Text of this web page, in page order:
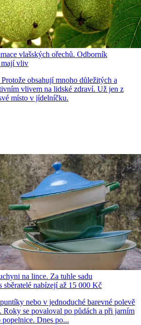
vlašských ořechů. Odborník
mají vliv
obsahují mnoho důležitých a
vlivem na lidské zdraví. Už jen z
místo v jídelníčku.
na lince. Za tuhle sadu
sběratelé nabízejí až 15 000 Kč
nebo v jednoduché barevné polevě
Roky se povaloval po půdách a při jarním
Dnes po...